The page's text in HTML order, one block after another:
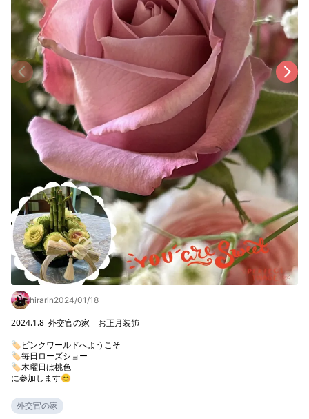
hirarin2024/01/18
2024.1.8  外交官の家　お正月装飾
🏷️ピンクワールドへようこそ
🏷️毎日ローズショー
🏷️木曜日は桃色
に参加します😊
外交官の家